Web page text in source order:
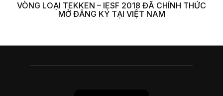
VÒNG LOẠI TEKKEN – IESF 2018 ĐÃ CHÍNH THỨC
MỞ ĐĂNG KÝ TẠI VIỆT NAM